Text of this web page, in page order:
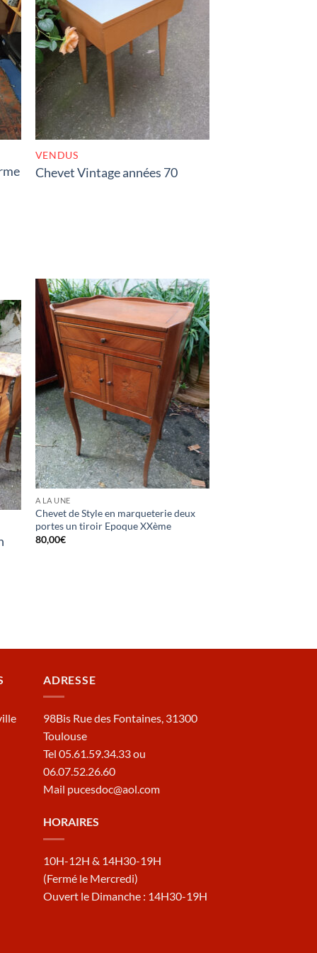
RUPTURE DE STOCK
VENDUS
Chevet Vintage années 70
A LA UNE
Chevet de Style en marqueterie deux
portes un tiroir Epoque XXème
80,00€
ADRESSE
98Bis Rue des Fontaines, 31300
Toulouse
Tel 05.61.59.34.33 ou
06.07.52.26.60
Mail pucesdoc@aol.com
HORAIRES
10H-12H & 14H30-19H
(Fermé le Mercredi)
Ouvert le Dimanche : 14H30-19H